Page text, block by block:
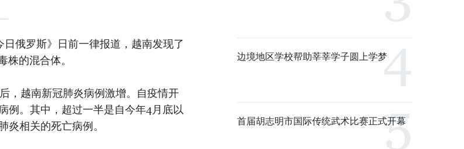
俄罗斯》日前一律报道，越南发现了
株的混合体。
，越南新冠肺炎病例激增。自疫情开
例。其中，超过一半是自今年4月底以
炎相关的死亡病例。
边境地区学校帮助莘莘学子圆上学梦
首届胡志明市国际传统武术比赛正式开幕